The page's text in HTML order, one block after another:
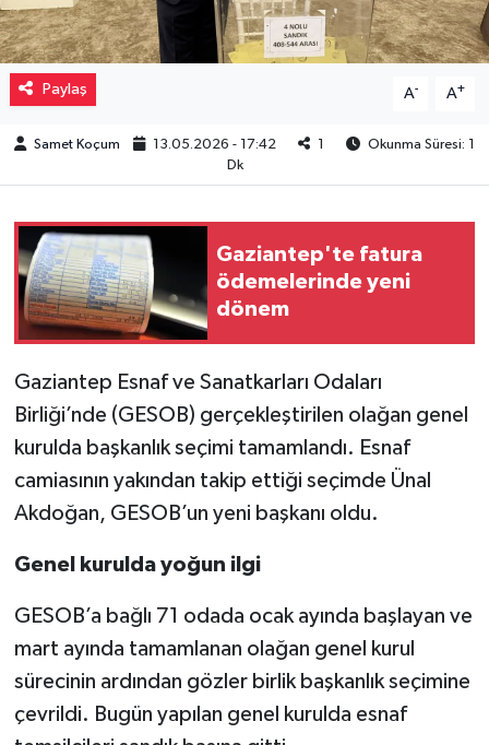
Paylaş A- A+
Samet Koçum 13.05.2026 - 17:42 1
Okunma Süresi: 1
Dk
Gaziantep'te fatura
ödemelerinde yeni
dönem
Gaziantep Esnaf ve Sanatkarları Odaları
Birliği’nde (GESOB) gerçekleştirilen olağan genel
kurulda başkanlık seçimi tamamlandı. Esnaf
camiasının yakından takip ettiği seçimde Ünal
Akdoğan, GESOB’un yeni başkanı oldu.
Genel kurulda yoğun ilgi
GESOB’a bağlı 71 odada ocak ayında başlayan ve
mart ayında tamamlanan olağan genel kurul
sürecinin ardından gözler birlik başkanlık seçimine
çevrildi. Bugün yapılan genel kurulda esnaf
Sağlık
Spor
Teknoloji
Türkiye
Video Haber
Yaşam
Yeme-İçme
Yemek